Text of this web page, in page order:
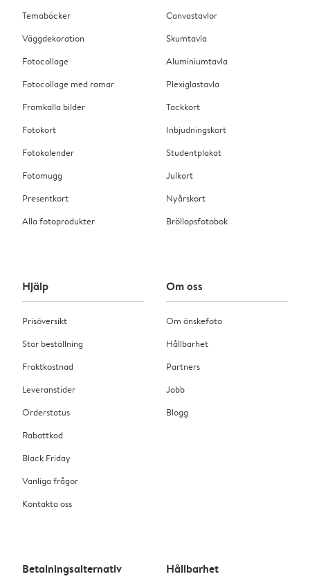
Temaböcker
Väggdekoration
Fotocollage
Fotocollage med ramar
Framkalla bilder
Fotokort
Fotokalender
Fotomugg
Presentkort
Alla fotoprodukter
Canvastavlor
Skumtavla
Aluminiumtavla
Plexiglastavla
Tackkort
Inbjudningskort
Studentplakat
Julkort
Nyårskort
Bröllopsfotobok
Hjälp
Prisöversikt
Stor beställning
Fraktkostnad
Leveranstider
Orderstatus
Rabattkod
Black Friday
Vanliga frågor
Kontakta oss
Om oss
Om önskefoto
Hållbarhet
Partners
Jobb
Blogg
Betalningsalternativ Hållbarhet